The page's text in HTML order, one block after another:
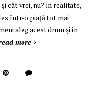
cât vrei, nu? În realitate,
într-o piață tot mai
aleg acest drum și în
more